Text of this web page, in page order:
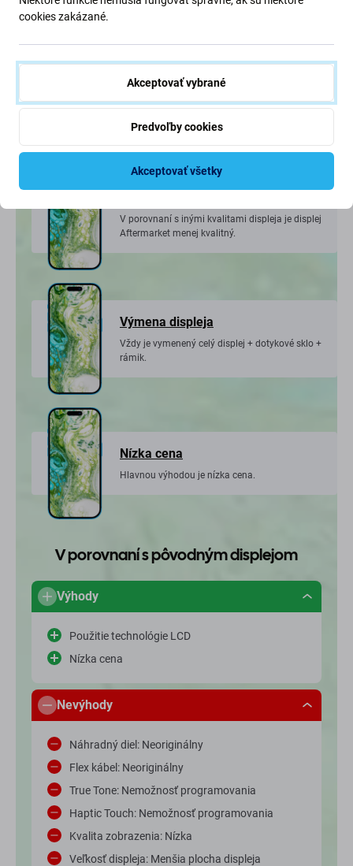
Oznámenie
Po výmene displeja sa na obrazovke zobrazí
hlásenie „Dôležité hlásenie alebo neznáme
V porovnaní s inými kvalitami displeja je displej
Aftermarket menej kvalitný.
Výmena displeja
Vždy je vymenený celý displej + dotykové sklo +
rámik.
Nízka cena
Hlavnou výhodou je nízka cena.
V porovnaní s pôvodným displejom
Výhody
Použitie technológie LCD
Nízka cena
Nevýhody
Náhradný diel: Neoriginálny
Flex kábel: Neoriginálny
True Tone: Nemožnosť programovania
Haptic Touch: Nemožnosť programovania
Kvalita zobrazenia: Nízka
Veľkosť displeja: Menšia plocha displeja
cookies zakázané.
Akceptovať vybrané
Predvoľby cookies
Akceptovať všetky